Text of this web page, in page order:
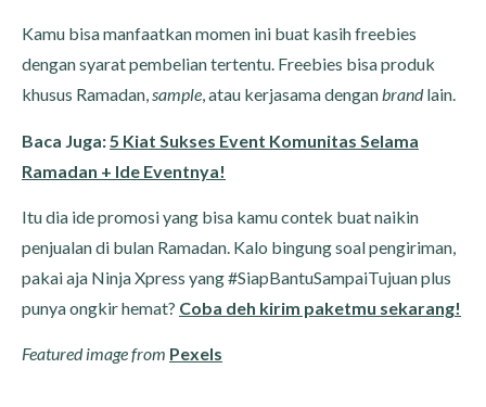
Kamu bisa manfaatkan momen ini buat kasih freebies
dengan syarat pembelian tertentu. Freebies bisa produk
khusus Ramadan,sample, atau kerjasama denganbrandlain.
Baca Juga: 5 Kiat Sukses Event Komunitas Selama
Ramadan + Ide Eventnya!
Itu dia ide promosi yang bisa kamu contek buat naikin
penjualan di bulan Ramadan. Kalo bingung soal pengiriman,
pakai aja Ninja Xpress yang #SiapBantuSampaiTujuan plus
punya ongkir hemat? Coba deh kirim paketmu sekarang!
Featured image from Pexels